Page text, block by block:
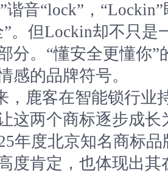
“lock”，“Lockin”
”。但Lockin却不只
分。“懂安全更懂你
感的品牌符号。
鹿客在智能锁行业
这两个商标逐步成
年度北京知名商标
度肯定，也体现出